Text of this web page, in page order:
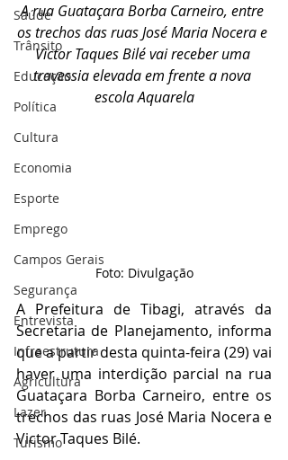
Saúde
Trânsito
Educação
Política
Cultura
Economia
Esporte
Emprego
Campos Gerais
Segurança
Entrevista
Infraestrutura
Agricultura
Lazer
Turismo
A rua Guataçara Borba Carneiro, entre
os trechos das ruas José Maria Nocera e
Victor Taques Bilé vai receber uma
travessia elevada em frente a nova
escola Aquarela
Foto: Divulgação
A Prefeitura de Tibagi, através da
Secretaria de Planejamento, informa
que a partir desta quinta-feira (29) vai
haver uma interdição parcial na rua
Guataçara Borba Carneiro, entre os
trechos das ruas José Maria Nocera e
Victor Taques Bilé.